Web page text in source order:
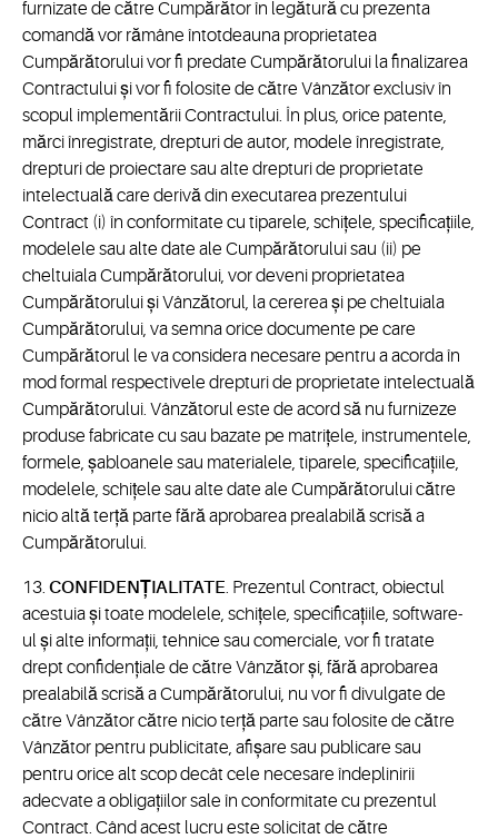
furnizate de către Cumpărător în legătură cu prezenta
comandă vor rămâne întotdeauna proprietatea
Cumpărătorului vor fi predate Cumpărătorului la finalizarea
Contractului și vor fi folosite de către Vânzător exclusiv în
scopul implementării Contractului. În plus, orice patente,
mărci înregistrate, drepturi de autor, modele înregistrate,
drepturi de proiectare sau alte drepturi de proprietate
intelectuală care derivă din executarea prezentului
Contract (i) în conformitate cu tiparele, schițele, specificațiile,
modelele sau alte date ale Cumpărătorului sau (ii) pe
cheltuiala Cumpărătorului, vor deveni proprietatea
Cumpărătorului și Vânzătorul, la cererea și pe cheltuiala
Cumpărătorului, va semna orice documente pe care
Cumpărătorul le va considera necesare pentru a acorda în
mod formal respectivele drepturi de proprietate intelectuală
Cumpărătorului. Vânzătorul este de acord să nu furnizeze
produse fabricate cu sau bazate pe matrițele, instrumentele,
formele, șabloanele sau materialele, tiparele, specificațiile,
modelele, schițele sau alte date ale Cumpărătorului către
nicio altă terță parte fără aprobarea prealabilă scrisă a
Cumpărătorului.
13. CONFIDENȚIALITATE. Prezentul Contract, obiectul
acestuia și toate modelele, schițele, specificațiile, software-
ul și alte informații, tehnice sau comerciale, vor fi tratate
drept confidențiale de către Vânzător și, fără aprobarea
prealabilă scrisă a Cumpărătorului, nu vor fi divulgate de
către Vânzător către nicio terță parte sau folosite de către
Vânzător pentru publicitate, afișare sau publicare sau
pentru orice alt scop decât cele necesare îndeplinirii
adecvate a obligațiilor sale în conformitate cu prezentul
Contract. Când acest lucru este solicitat de către